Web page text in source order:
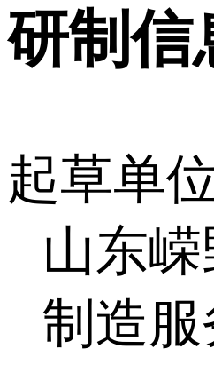
研制信
起草单位
山东
制造服